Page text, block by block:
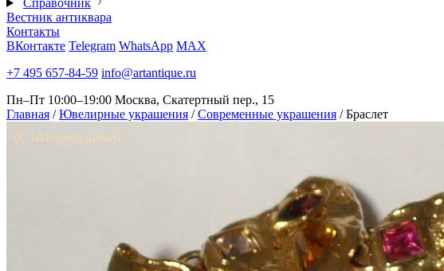
Справочник
Вестник антиквара
Контакты
ВКонтакте Telegram WhatsApp MAX
+7 495 657-84-59 info@artantique.ru
Пн–Пт 10:00–19:00 Москва, Скатертный пер., 15
Главная / Ювелирные украшения / Современные украшения / Браслет